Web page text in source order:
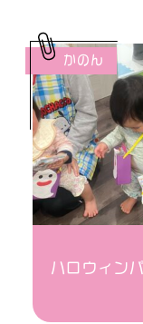
ハロウィン
かのん